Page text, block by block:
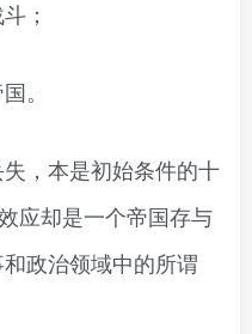
；
。
，本是初始条件的十
应却是一个帝国存与
政治领域中的所谓